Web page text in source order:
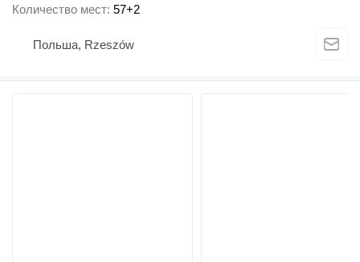
Количество мест 57+2
Польша, Rzeszów